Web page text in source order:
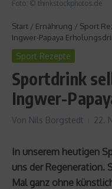
Foto: © thinkstockphotos.de
Start / Ernährung / Sport
Ingwer-Papaya
Sport Rezepte
Sportdrink
Ingwer-
Von Nils Borgstedt 22.
In unserem heutigen
uns der Regeneration.
Mal ganz ohne